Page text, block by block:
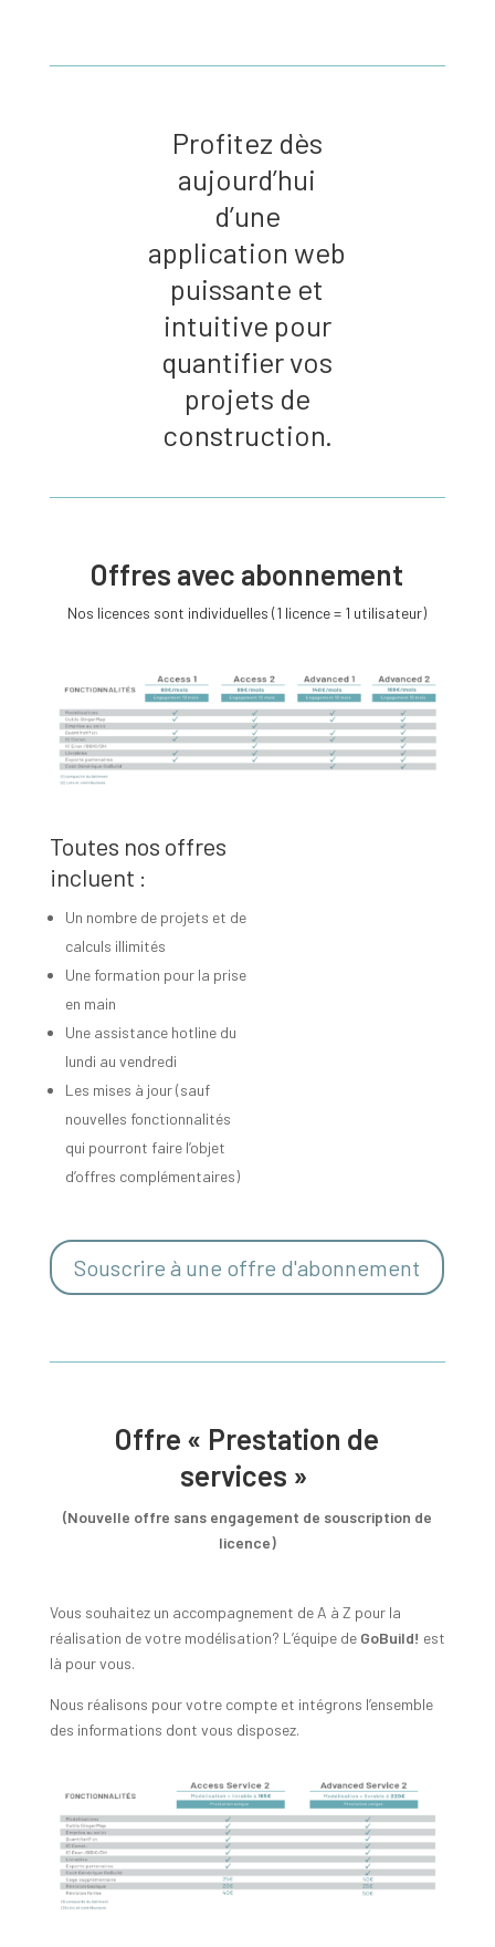
Profitez dès
aujourd’hui
d’une
application web
puissante et
intuitive pour
quantifier vos
projets de
construction.
Offres avec abonnement
Nos licences sont individuelles (1 licence = 1 utilisateur)
Toutes nos offres
incluent :
Un nombre de projets et de
calculs illimités
Une formation pour la prise
en main
Une assistance hotline du
lundi au vendredi
Les mises à jour (sauf
nouvelles fonctionnalités
qui pourront faire l’objet
d’offres complémentaires)
Souscrire à une offre d'abonnement
Offre « Prestation de
services »
(Nouvelle offre sans engagement de souscription de
licence)
Vous souhaitez un accompagnement de A à Z pour la
réalisation de votre modélisation? L’équipe de GoBuild! est
là pour vous.
Nous réalisons pour votre compte et intégrons l’ensemble
des informations dont vous disposez.